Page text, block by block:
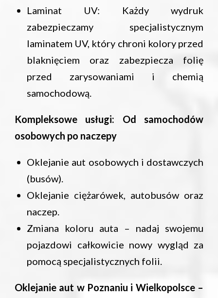
Laminat UV: Każdy wydruk
zabezpieczamy specjalistycznym
laminatem UV, który chroni kolory przed
blaknięciem oraz zabezpiecza folię
przed zarysowaniami i chemią
samochodową.
Kompleksowe usługi: Od samochodów
osobowych po naczepy
Oklejanie aut osobowych i dostawczych
(busów).
Oklejanie ciężarówek, autobusów oraz
naczep.
Zmiana koloru auta – nadaj swojemu
pojazdowi całkowicie nowy wygląd za
pomocą specjalistycznych folii.
Oklejanie aut w Poznaniu i Wielkopolsce –